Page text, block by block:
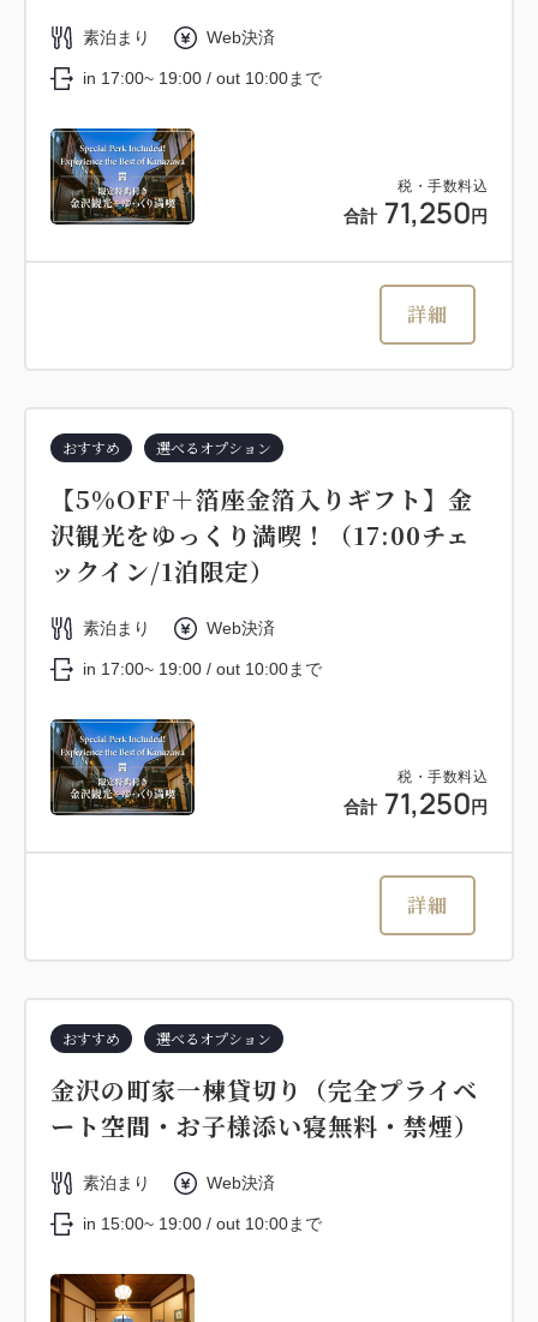
税・手数料込
合計 71,250 円
素泊まり Web決済
in 17:00~ 19:00 / out 10:00まで
詳細
税・手数料込
合計 71,250 円
おすすめ 選べるオプション
【5%OFF＋箔座金箔入りギフト】金
沢観光をゆっくり満喫！（17:00チェ
ックイン/1泊限定）
素泊まり Web決済
in 17:00~ 19:00 / out 10:00まで
詳細
おすすめ 選べるオプション
金沢の町家一棟貸切り（完全プライベ
ート空間・お子様添い寝無料・禁煙）
素泊まり Web決済
in 15:00~ 19:00 / out 10:00まで